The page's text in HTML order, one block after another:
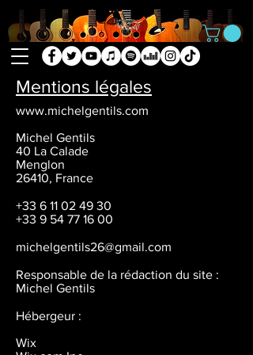
Mentions légales
www.michelgentils.com
Michel Gentils
40 La Calade
Menglon
26410, France
+33 6 11 02 49 30
+33 9 54 77 16 00
michelgentils26@gmail.com
Responsable de la rédaction du site :
Michel Gentils
Hébergeur :
Wix